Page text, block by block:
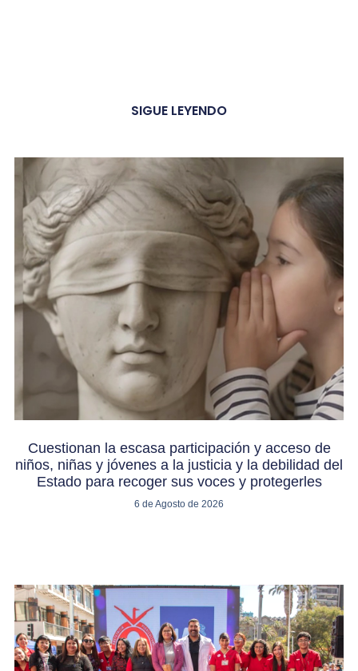
SIGUE LEYENDO
Cuestionan la escasa participación y acceso de
niños, niñas y jóvenes a la justicia y la debilidad del
Estado para recoger sus voces y protegerles
6 de Agosto de 2026